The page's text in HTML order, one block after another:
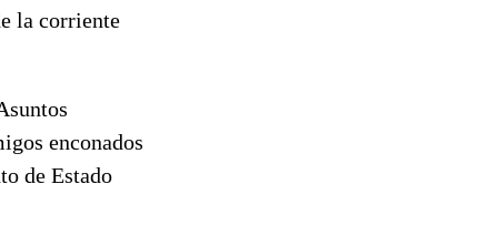
la corriente
enconados
de Estado